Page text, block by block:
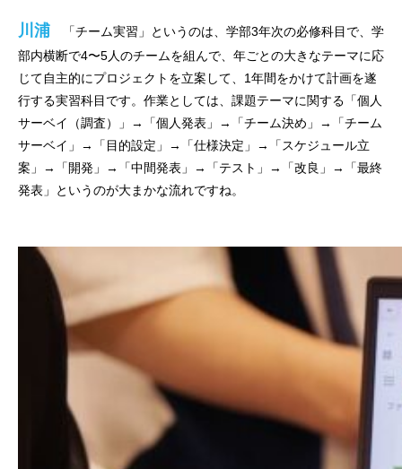
川浦 「チーム実習」というのは、学部3年次の必修科目で、学
部内横断で4〜5人のチームを組んで、年ごとの大きなテーマに応
じて自主的にプロジェクトを立案して、1年間をかけて計画を遂
行する実習科目です。作業としては、課題テーマに関する「個人
サーベイ（調査）」→「個人発表」→「チーム決め」→「チーム
サーベイ」→「目的設定」→「仕様決定」→「スケジュール立
案」→「開発」→「中間発表」→「テスト」→「改良」→「最終
発表」というのが大まかな流れですね。